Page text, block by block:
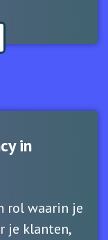
in
rol waarin je
je klanten,